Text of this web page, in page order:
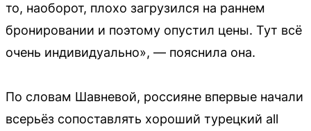
то, наоборот, плохо загрузился на раннем
бронировании и поэтому опустил цены. Тут всё
очень индивидуально», — пояснила она.
По словам Шавневой, россияне впервые начали
всерьёз сопоставлять хороший турецкий all